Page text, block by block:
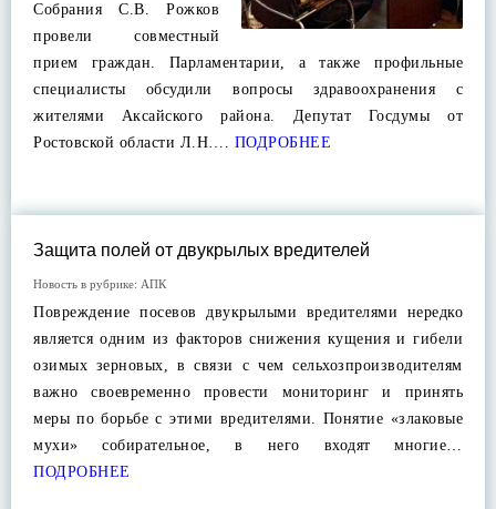
Собрания С.В. Рожков
провели совместный
прием граждан. Парламентарии, а также профильные
специалисты обсудили вопросы здравоохранения с
жителями Аксайского района. Депутат Госдумы от
Ростовской области Л.Н…. ПОДРОБНЕЕ
Защита полей от двукрылых вредителей
Новость в рубрике: АПК
Повреждение посевов двукрылыми вредителями нередко
является одним из факторов снижения кущения и гибели
озимых зерновых, в связи с чем сельхозпроизводителям
важно своевременно провести мониторинг и принять
меры по борьбе с этими вредителями. Понятие «злаковые
мухи» собирательное, в него входят многие…
ПОДРОБНЕЕ